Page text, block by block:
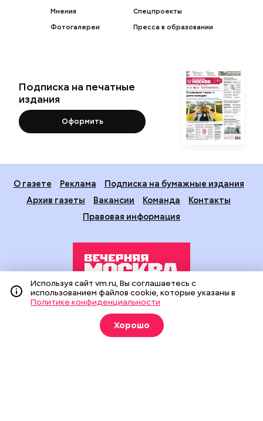
Мнения
Фотогалереи
Спецпроекты
Пресса в образовании
Подписка на печатные
издания
Оформить
О газете Реклама
Подписка на бумажные издания
Архив газеты
Вакансии Команда
Контакты
Правовая информация
Издание создано при финансовой поддержке Департамента
средств массовой информации и рекламы города Москвы.
На сайте применяются рекомендательные технологии
(информационные технологии предоставления информации
Используя сайт vm.ru, Вы соглашаетесь с
использованием файлов cookie, которые указаны в
Политике конфиденциальности
Хорошо